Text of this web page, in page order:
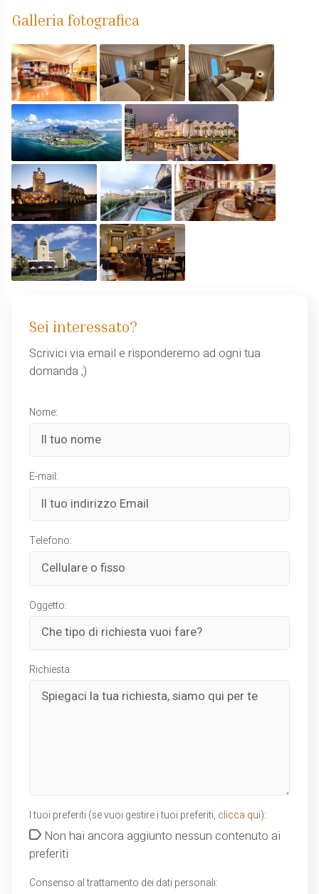
Galleria fotografica
Sei interessato?
Scrivici via email e risponderemo ad ogni tua
domanda ;)
Nome:
E-mail:
Telefono:
Oggetto:
Richiesta:
I tuoi preferiti (se vuoi gestire i tuoi preferiti, clicca qui):
Non hai ancora aggiunto nessun contenuto ai
preferiti
Consenso al trattamento dei dati personali: